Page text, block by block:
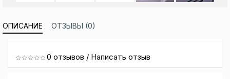
ОПИСАНИЕ ОТЗЫВЫ (0)
0 отзывов / Написать отзыв